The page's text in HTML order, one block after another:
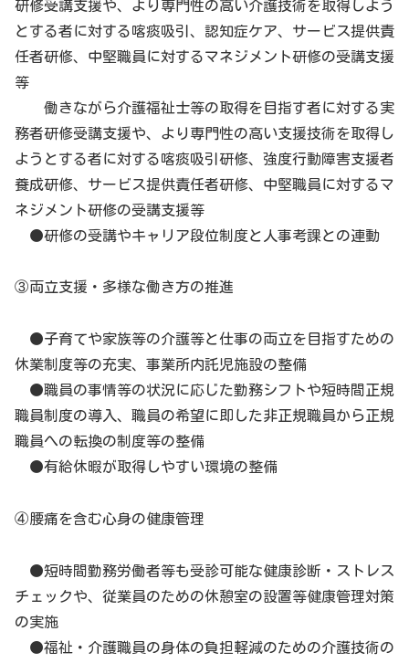
研修受講支援や、より専門性の高い介護技術を取得しよう
とする者に対する喀痰吸引、認知症ケア、サービス提供責
任者研修、中堅職員に対するマネジメント研修の受講支援
等
働きながら介護福祉士等の取得を目指す者に対する実
務者研修受講支援や、より専門性の高い支援技術を取得し
ようとする者に対する喀痰吸引研修、強度行動障害支援者
養成研修、サービス提供責任者研修、中堅職員に対するマ
ネジメント研修の受講支援等
●研修の受講やキャリア段位制度と人事考課との連動
③両立支援・多様な働き方の推進
●子育てや家族等の介護等と仕事の両立を目指すための
休業制度等の充実、事業所内託児施設の整備
●職員の事情等の状況に応じた勤務シフトや短時間正規
職員制度の導入、職員の希望に即した非正規職員から正規
職員への転換の制度等の整備
●有給休暇が取得しやすい環境の整備
④腰痛を含む心身の健康管理
●短時間勤務労働者等も受診可能な健康診断・ストレス
チェックや、従業員のための休憩室の設置等健康管理対策
の実施
●福祉・介護職員の身体の負担軽減のための介護技術の